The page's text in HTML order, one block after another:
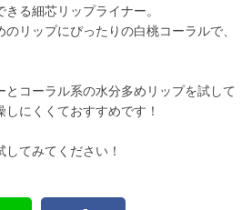
る細芯リップライナー。
リップにぴったりの白桃コーラルで、
コーラル系の水分多めリップを試して
にくくておすすめです！
てみてください！